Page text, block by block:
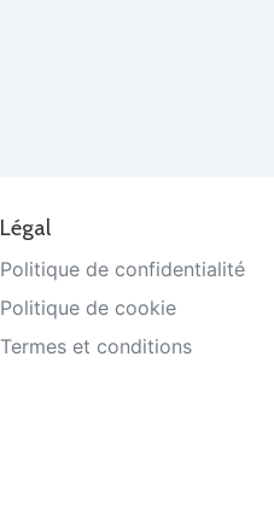
Légal
Politique de confidentialité
Politique de cookie
Termes et conditions